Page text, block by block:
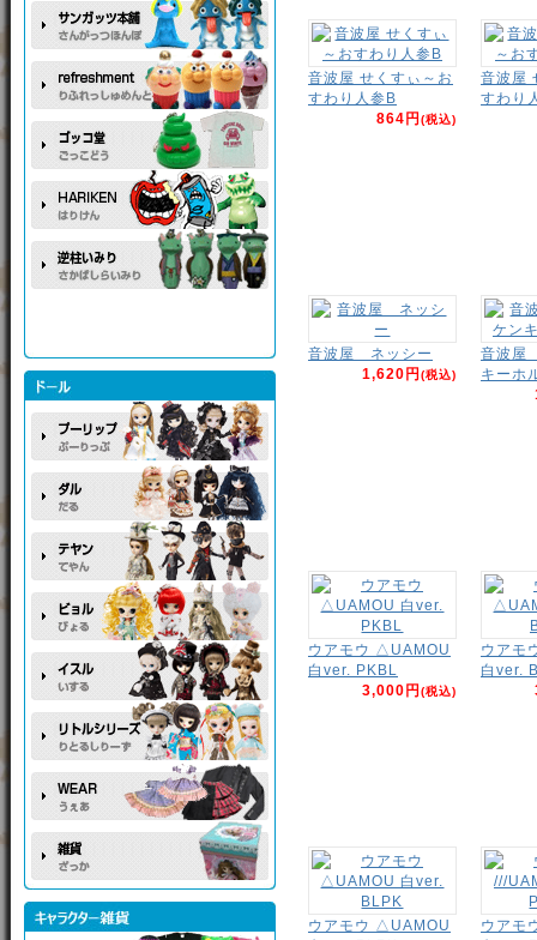
音波屋 せくすぃ～お
すわり人参B
864円(税込)
音波屋
すわり
音波屋 ネッシー
1,620円(税込)
音波
キーホ
ウアモウ △UAMOU
白ver. PKBL
3,000円(税込)
ウアモ
白ver.
ウアモウ △UAMOU
ウアモ